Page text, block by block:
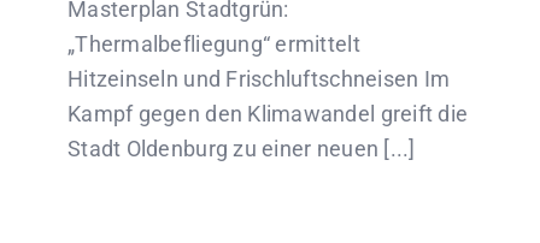
Masterplan Stadtgrün:
„Thermalbefliegung“ ermittelt
Hitzeinseln und Frischluftschneisen Im
Kampf gegen den Klimawandel greift die
Stadt Oldenburg zu einer neuen [...]